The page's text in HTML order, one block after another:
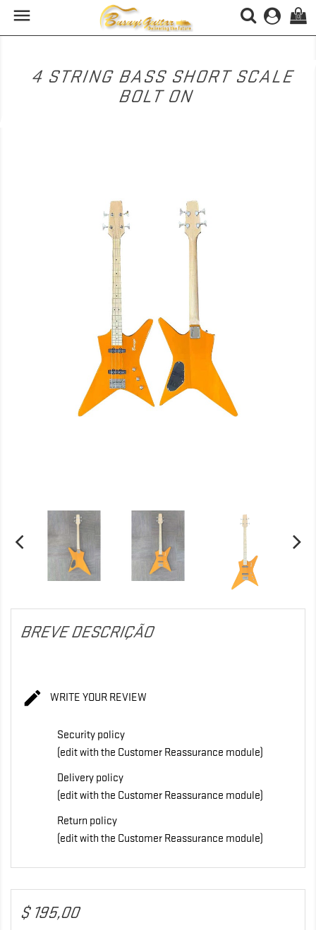
 (0)
4 STRING BASS SHORT SCALE
BOLT ON
BREVE DESCRIÇÃO
 WRITE YOUR REVIEW
Security policy
(edit with the Customer Reassurance module)
Delivery policy
(edit with the Customer Reassurance module)
Return policy
(edit with the Customer Reassurance module)
$ 195,00